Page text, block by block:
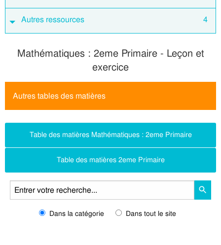
Autres ressources 4
Mathématiques : 2eme Primaire - Leçon et
exercice
Autres tables des matières
Table des matières Mathématiques : 2eme Primaire
Table des matières 2eme Primaire
Dans la catégorie Dans tout le site